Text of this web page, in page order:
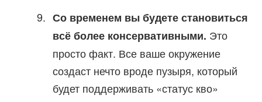
Со временем вы будете становиться
всё более консервативными. Это
просто факт. Все ваше окружение
создаст нечто вроде пузыря, который
будет поддерживать «статус кво»